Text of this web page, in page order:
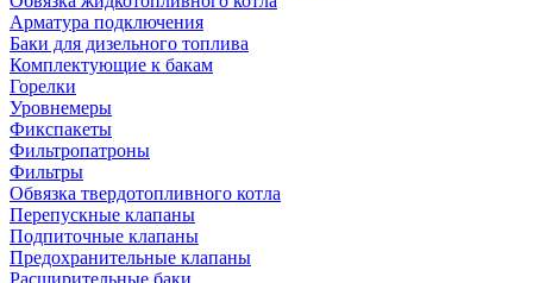
Арматура подключения
Баки для дизельного топлива
Комплектующие к бакам
Горелки
Уровнемеры
Фикспакеты
Фильтропатроны
Фильтры
Обвязка твердотопливного котла
Перепускные клапаны
Подпиточные клапаны
Предохранительные клапаны
Расширительные баки